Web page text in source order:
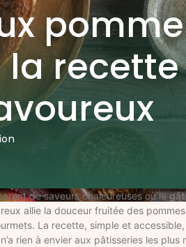
de saveurs chaleureuses où le
allie la douceur fruitée des
La recette, simple et
rien à envier aux pâtisseries les